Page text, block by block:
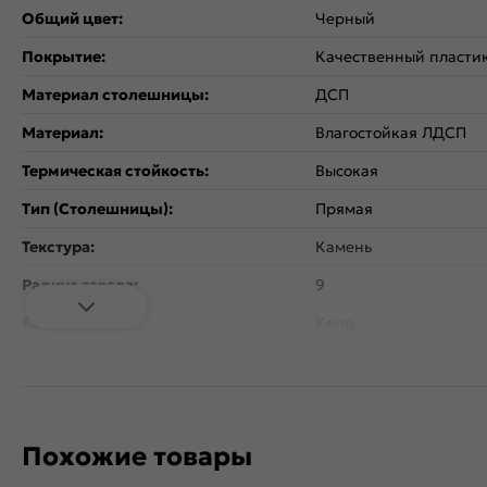
Общий цвет:
Черный
Покрытие:
Качественный
Материал столешницы:
ДСП
Материал:
Влагостойкая ЛДСП
Термическая стойкость:
Высокая
Тип (Столешницы):
Прямая
Текстура:
Камень
Радиус завала:
9
Похожие товары